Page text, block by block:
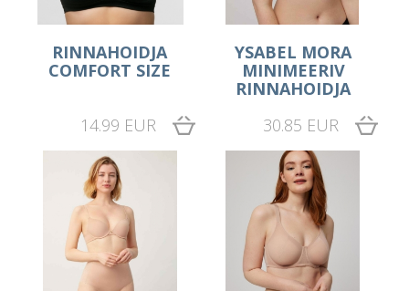
RINNAHOIDJA
COMFORT SIZE
14.99 EUR
YSABEL MORA
MINIMEERIV
RINNAHOIDJA
30.85 EUR